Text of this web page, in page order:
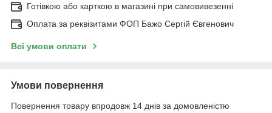
Готівкою або карткою в магазині при самовивезенні
Оплата за реквізитами ФОП Бажо Сергій Євгенович
Всі умови оплати
Умови повернення
Повернення товару впродовж 14 днів за домовленістю